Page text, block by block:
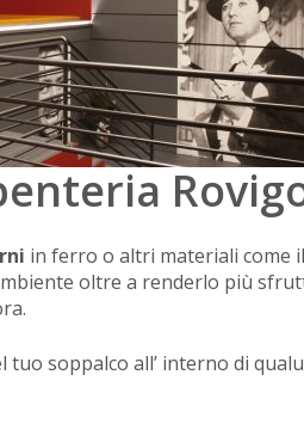
in ferro o altri materiali come
oltre a renderlo più
soppalco all’ interno di